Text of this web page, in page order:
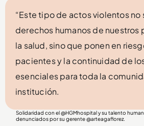
“Este tipo de actos violentos no
derechos humanos de nuestros
la salud, sino que ponen en
pacientes y la continuidad de
esenciales para toda la
institución.
Solidaridad con el@HGMhospitaly su talento
denunciados por su gerente@arteagaflorez.